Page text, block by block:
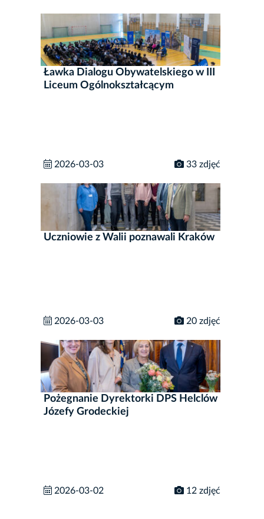
Ławka Dialogu Obywatelskiego w III
Liceum Ogólnokształcącym
2026-03-03 33 zdjęć
Uczniowie z Walii poznawali Kraków
2026-03-03 20 zdjęć
Pożegnanie Dyrektorki DPS Helclów
Józefy Grodeckiej
2026-03-02 12 zdjęć